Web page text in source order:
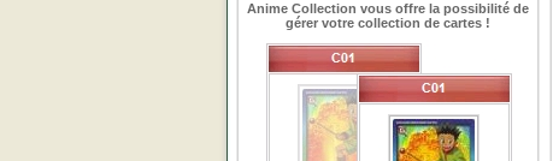
Anime Collection vous offre la possibilité de
gérer votre collection de cartes !